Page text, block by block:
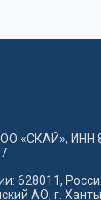
«СКАЙ», ИНН
628011,
АО, г.